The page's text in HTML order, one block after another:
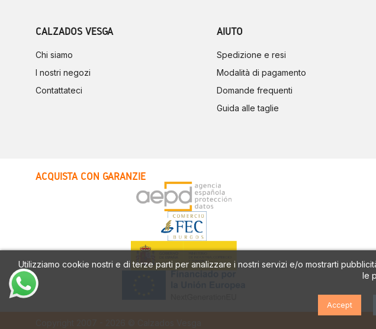
Utilizziamo cookie nostri e di terze parti per analizzare i nostri servizi e/o mostrarti
le
Accept
CALZADOS VESGA
Chi siamo
I nostri negozi
Contattateci
AIUTO
Spedizione e resi
Modalità di pagamento
Domande frequenti
Guida alle taglie
ACQUISTA CON GARANZIE